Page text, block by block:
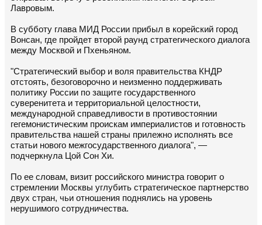
Лавровым.
В субботу глава МИД России прибыл в корейский город
Вонсан, где пройдет второй раунд стратегического диалога
между Москвой и Пхеньяном.
"Стратегический выбор и воля правительства КНДР
отстоять, безоговорочно и неизменно поддерживать
политику России по защите государственного
суверенитета и территориальной целостности,
международной справедливости в противостоянии
гегемонистическим проискам империалистов и готовность
правительства нашей страны прилежно исполнять все
статьи нового межгосударственного диалога", —
подчеркнула Цой Сон Хи.
По ее словам, визит российского министра говорит о
стремлении Москвы углубить стратегическое партнерство
двух стран, чьи отношения поднялись на уровень
нерушимого сотрудничества.